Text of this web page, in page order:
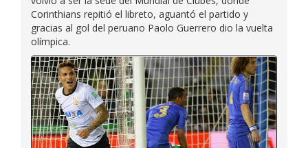
Corinthians repitió el libreto, aguantó el partido y
gracias al gol del peruano Paolo Guerrero dio la vuelta
olímpica.